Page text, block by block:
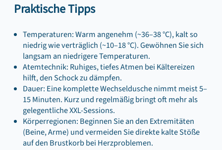
Praktische Tipps
Temperaturen: Warm angenehm (~36–38 °C), kalt so
niedrig wie verträglich (~10–18 °C). Gewöhnen Sie sich
langsam an niedrigere Temperaturen.
Atemtechnik: Ruhiges, tiefes Atmen bei Kältereizen
hilft, den Schock zu dämpfen.
Dauer: Eine komplette Wechseldusche nimmt meist 5–
15 Minuten. Kurz und regelmäßig bringt oft mehr als
gelegentliche XXL-Sessions.
Körperregionen: Beginnen Sie an den Extremitäten
(Beine, Arme) und vermeiden Sie direkte kalte Stöße
auf den Brustkorb bei Herzproblemen.